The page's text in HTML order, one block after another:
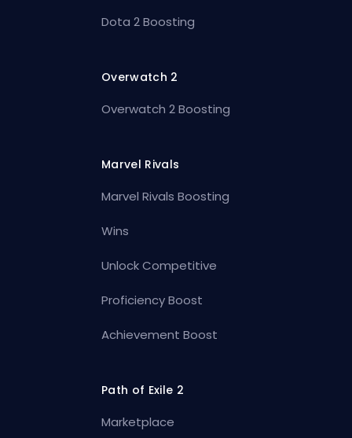
Dota 2 Boosting
Overwatch 2
Overwatch 2 Boosting
Marvel Rivals
Marvel Rivals Boosting
Wins
Unlock Competitive
Proficiency Boost
Achievement Boost
Path of Exile 2
Marketplace